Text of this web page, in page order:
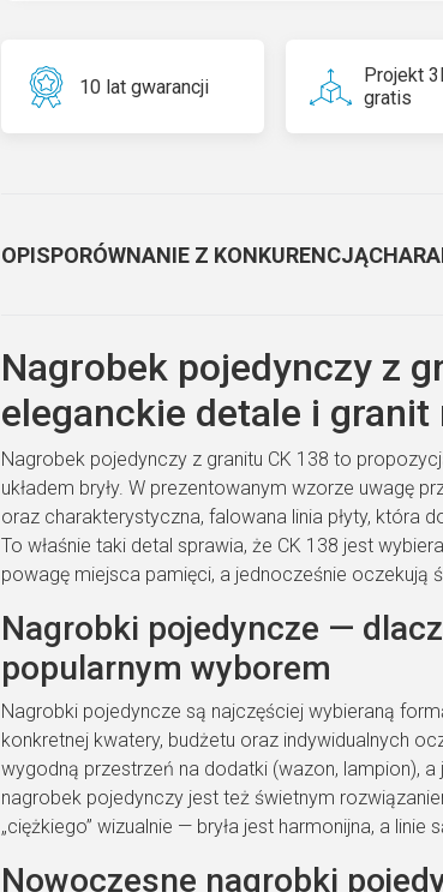
10 lat gwarancji
Projekt
gratis
OPISPORÓWNANIE Z KONKURENCJĄ
Nagrobek pojedynczy z
eleganckie detale i granit
Nagrobek pojedynczy z granitu CK 138 to
układem bryły. W prezentowanym wzorze uwagę
oraz charakterystyczna, falowana linia płyty, która
To właśnie taki detal sprawia, że CK 138 jest
powagę miejsca pamięci, a jednocześnie oczekują
Nagrobki pojedyncze —
popularnym wyborem
Nagrobki pojedyncze są najczęściej wybieraną
konkretnej kwatery, budżetu oraz indywidualnych
wygodną przestrzeń na dodatki (wazon, lampion),
nagrobek pojedynczy jest też świetnym
„ciężkiego” wizualnie — bryła jest harmonijna, a
Nowoczesne nagrobki